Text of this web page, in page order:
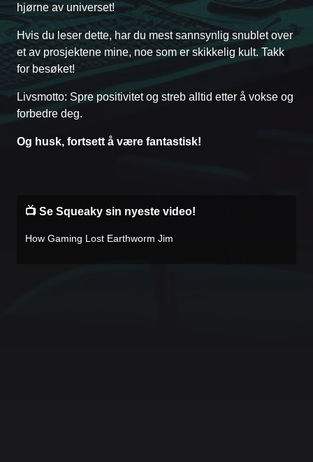
hjørne av universet!
Hvis du leser dette, har du mest sannsynlig snublet over
et av prosjektene mine, noe som er skikkelig kult. Takk
for besøket!
Livsmotto: Spre positivitet og streb alltid etter å vokse og
forbedre deg.
Og husk, fortsett å være fantastisk!
📺 Se Squeaky sin nyeste video!
How Gaming Lost Earthworm Jim